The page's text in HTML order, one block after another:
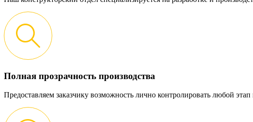
Полная прозрачность производства
Предоставляем заказчику возможность лично контролировать любой